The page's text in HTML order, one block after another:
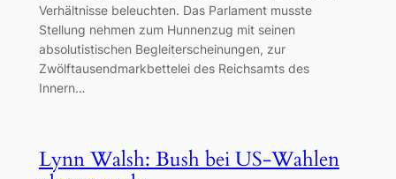
Verhältnisse beleuchten. Das Parlament musste
Stellung nehmen zum Hunnenzug mit seinen
absolutistischen Begleiterscheinungen, zur
Zwölftausendmarkbettelei des Reichsamts des
Innern…
Lynn Walsh: Bush bei US-Wahlen